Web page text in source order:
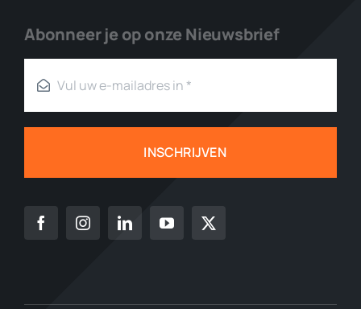
Abonneer je op onze Nieuwsbrief
INSCHRIJVEN